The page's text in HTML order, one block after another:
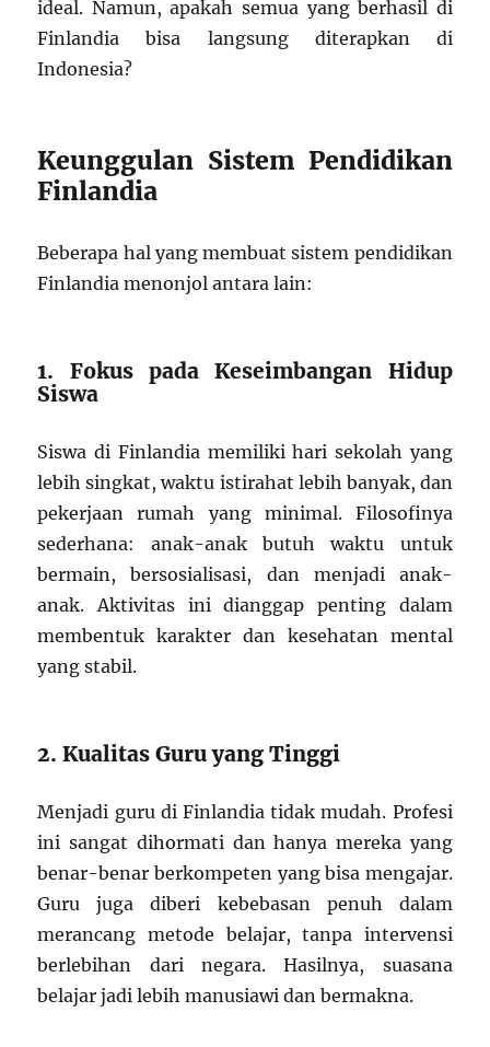
ideal. Namun, apakah semua yang berhasil di
Finlandia bisa langsung diterapkan di
Indonesia?
Keunggulan Sistem Pendidikan
Finlandia
Beberapa hal yang membuat sistem pendidikan
Finlandia menonjol antara lain:
1. Fokus pada Keseimbangan Hidup
Siswa
Siswa di Finlandia memiliki hari sekolah yang
lebih singkat, waktu istirahat lebih banyak, dan
pekerjaan rumah yang minimal. Filosofinya
sederhana: anak-anak butuh waktu untuk
bermain, bersosialisasi, dan menjadi anak-
anak. Aktivitas ini dianggap penting dalam
membentuk karakter dan kesehatan mental
yang stabil.
2. Kualitas Guru yang Tinggi
Menjadi guru di Finlandia tidak mudah. Profesi
ini sangat dihormati dan hanya mereka yang
benar-benar berkompeten yang bisa mengajar.
Guru juga diberi kebebasan penuh dalam
merancang metode belajar, tanpa intervensi
berlebihan dari negara. Hasilnya, suasana
belajar jadi lebih manusiawi dan bermakna.